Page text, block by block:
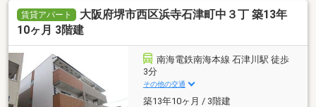
賃貸アパート
大阪府堺市西区浜寺石津町中３丁 築13年
10ヶ月 3階建
南海電鉄南海本線 石津川駅 徒歩
3分
その他の交通
築13年10ヶ月 / 3階建